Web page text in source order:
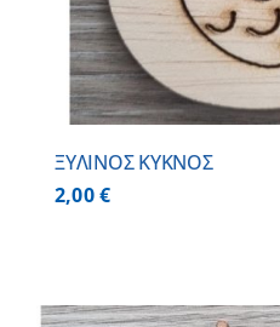
ΞΥΛΙΝΟΣ ΚΥΚΝΟΣ
2,00€